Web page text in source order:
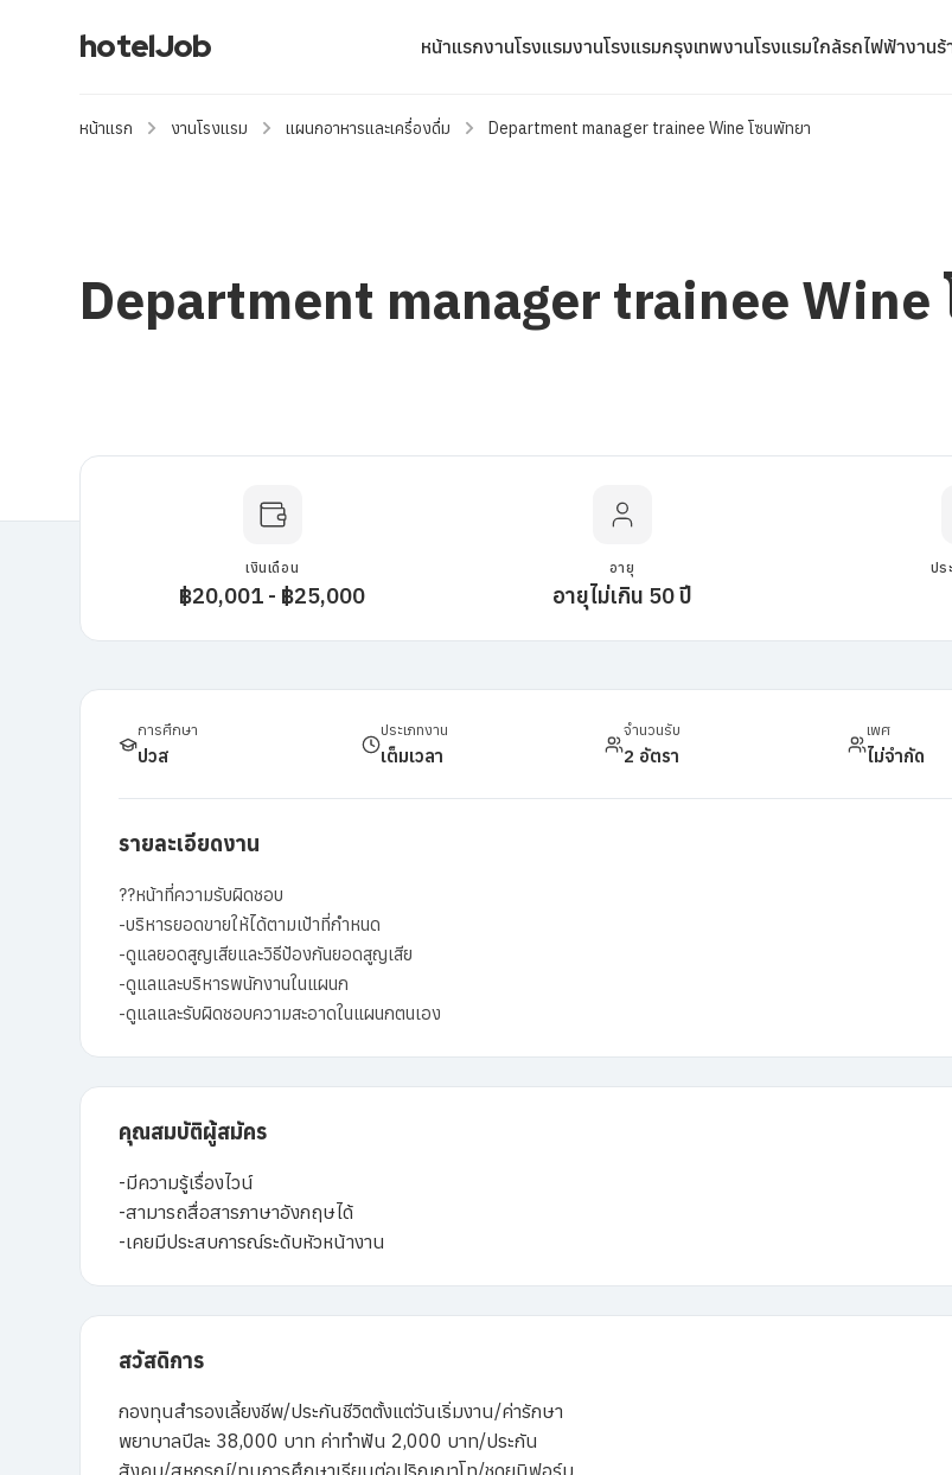
hotelJob หน้าแรกงานโรงแรมงานโรงแรมกรุงเทพงานโรงแรมใกล้รถไฟฟ้างานร้
หน้าแรก งานโรงแรม แผนกอาหารและเครื่องดื่ม Department manager trainee Wine โซนพัทยา
Department manager trainee Wine
เงินเดือน
฿20,001 - ฿25,000
อายุ
อายุไม่เกิน 50 ปี
ปร
การศึกษา
ปวส
ประเภทงาน
เต็มเวลา
จำนวนรับ
2 อัตรา
เพศ
ไม่จำกัด
รายละเอียดงาน
??หน้าที่ความรับผิดชอบ
-บริหารยอดขายให้ได้ตามเป้าที่กำหนด
-ดูแลยอดสูญเสียและวิธีป้องกันยอดสูญเสีย
-ดูแลและบริหารพนักงานในแผนก
-ดูแลและรับผิดชอบความสะอาดในแผนกตนเอง
คุณสมบัติผู้สมัคร
-มีความรู้เรื่องไวน์
-สามารถสื่อสารภาษาอังกฤษได้
-เคยมีประสบการณ์ระดับหัวหน้างาน
สวัสดิการ
กองทุนสำรองเลี้ยงชีพ/ประกันชีวิตตั้งแต่วันเริ่มงาน/ค่ารักษา
พยาบาลปีละ 38,000 บาท ค่าทำฟัน 2,000 บาท/ประกัน